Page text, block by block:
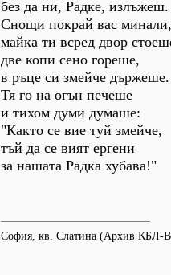
без да ни, Радке, излъжеш.
Снощи покрай вас минали,
майка ти всред двор
две копи сено гореше,
в ръце си змейче държеше.
Тя го на огън печеше
и тихом думи думаше:
"Както се вие туй змейче,
тъй да се вият ергени
за нашата Радка хубава!"
София, кв. Слатина (Архив КБЛ-